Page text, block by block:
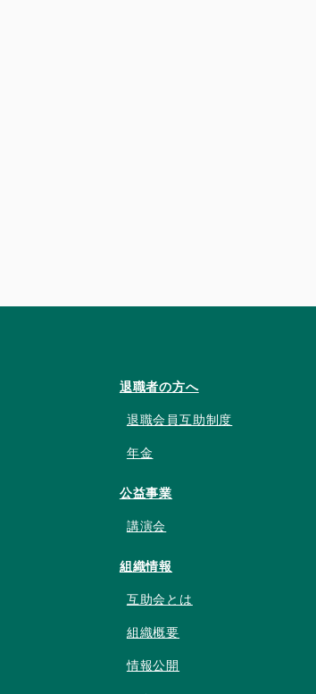
退職者の方へ
退職会員互助制度
年金
公益事業
講演会
組織情報
互助会とは
組織概要
情報公開